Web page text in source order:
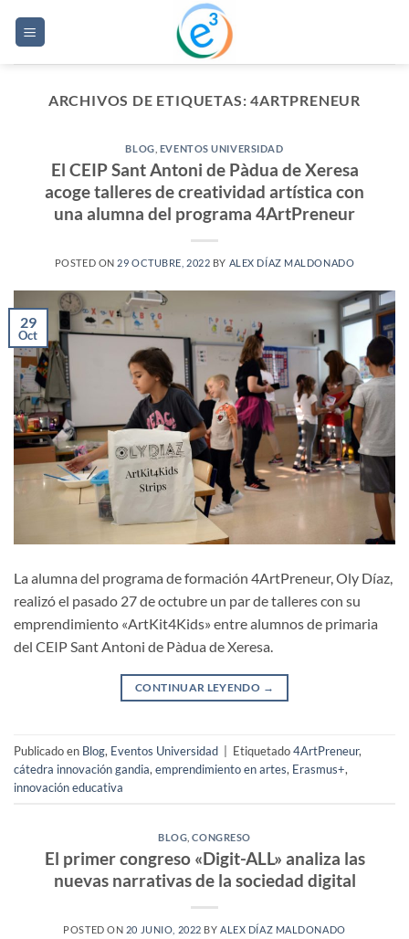
ARCHIVOS DE ETIQUETAS:4ARTPRENEUR
BLOG EVENTOS UNIVERSIDAD
El CEIP Sant Antoni de Pàdua de Xeresa
acoge talleres de creatividad artística con
una alumna del programa 4ArtPreneur
POSTED ON 29 OCTUBRE, 2022 BY ALEX DÍAZ MALDONADO
29
Oct
La alumna del programa de formación 4ArtPreneur, Oly Díaz,
realizó el pasado 27 de octubre un par de talleres con su
emprendimiento «ArtKit4Kids» entre alumnos de primaria
del CEIP Sant Antoni de Pàdua de Xeresa.
CONTINUAR LEYENDO →
Publicado en Blog, Eventos Universidad Etiquetado4ArtPreneur,
cátedra innovación gandia, emprendimiento en artes, Erasmus+,
innovación educativa
BLOG ,CONGRESO
El primer congreso «Digit-ALL» analiza las
nuevas narrativas de la sociedad digital
POSTED ON 20 JUNIO, 2022 BYALEX DÍAZ MALDONADO